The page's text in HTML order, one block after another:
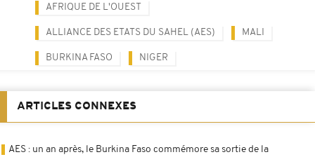
AFRIQUE DE L'OUEST
ALLIANCE DES ETATS DU SAHEL (AES) MALI
BURKINA FASO NIGER
ARTICLES CONNEXES
AES : un an après, le Burkina Faso commémore sa sortie de la